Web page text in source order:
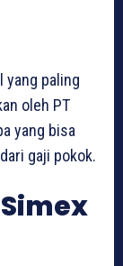
yang paling
oleh PT
yang bisa
gaji pokok.